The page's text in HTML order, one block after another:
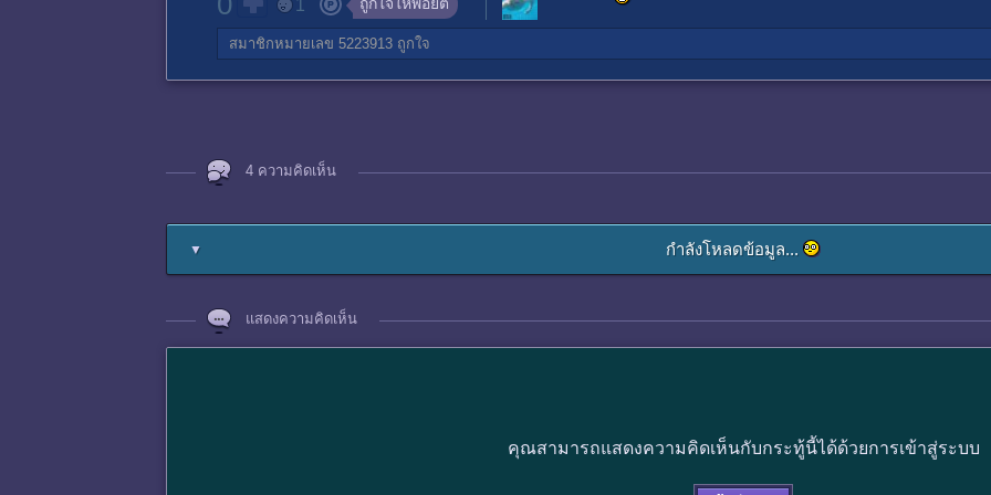
สมาชิกหมายเลข 5223913 ถูกใจ
4 ความคิดเห็น
▼ กำลังโหลดข้อมูล...
แสดงความคิดเห็น
คุณสามารถแสดงความคิดเห็นกับกระทู้นี้ได้ด้วยการเข้าสู่ระบบ